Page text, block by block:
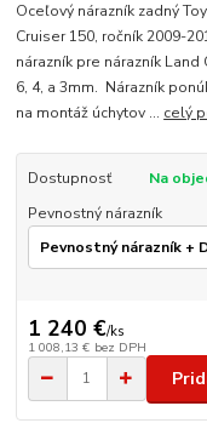
Oceľový nárazník zadný
Cruiser 150, ročník 2009-
nárazník pre nárazník
6, 4, a 3mm. Nárazník
na montáž úchytov ... celý
Dostupnosť
Na
Pevnostný nárazník
1 240 €/ks
1 008,13 € bez DPH